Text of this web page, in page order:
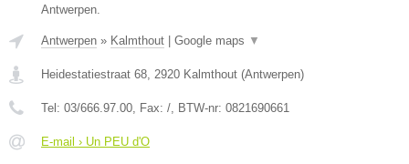
Antwerpen.
Antwerpen » Kalmthout Google maps ▼
Heidestatiestraat 68, 2920 Kalmthout (Antwerpen)
Tel: 03/666.97.00, Fax: /, BTW-nr: 0821690661
E-mail › Un PEU d'O